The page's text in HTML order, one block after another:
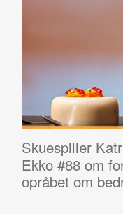
Skuespiller
Ekko #88 om
opråbet om